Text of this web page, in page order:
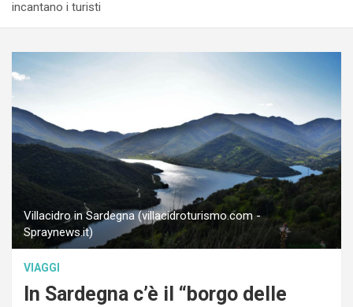
incantano i turisti
Villacidro in Sardegna (villacidroturismo.com -
Spraynews.it)
VIAGGI
In Sardegna c’è il “borgo delle